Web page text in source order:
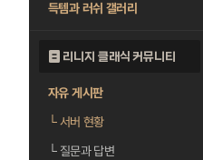
득템과 러쉬 갤러리
리니지 클래식 커뮤니티
자유 게시판
└서버 현황
└질문과 답변